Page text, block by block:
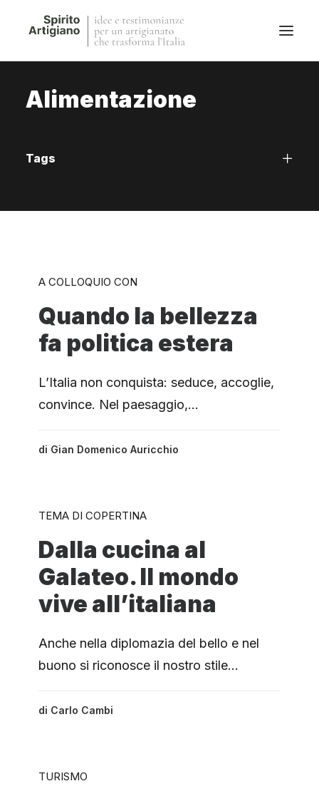
Questo sito
Alimentazione
Tags
A COLLOQUIO CON
Quando la bellezza
fa politica estera
L’Italia non conquista: seduce, accoglie,
convince. Nel paesaggio,…
di Gian Domenico Auricchio
TEMA DI COPERTINA
Dalla cucina al
Galateo. Il mondo
vive all’italiana
Anche nella diplomazia del bello e nel
buono si riconosce il nostro stile…
di Carlo Cambi
TURISMO